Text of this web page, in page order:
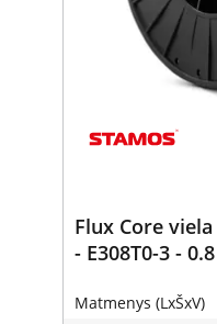
Flux Core
- E308T0-3 -
Matmenys (LxŠxV)